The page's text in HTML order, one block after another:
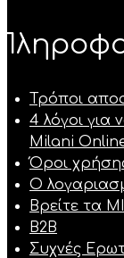
Τρόποι
4 λόγοι για
Milani
Όροι
Ο
Βρείτε τα
B2B
Συχνές